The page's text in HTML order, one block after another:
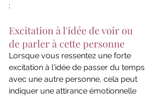
:
Excitation à l'idée de voir ou
de parler à cette personne
Lorsque vous ressentez une forte
excitation à l'idée de passer du temps
avec une autre personne, cela peut
indiquer une attirance émotionnelle